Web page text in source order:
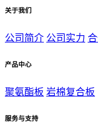
关于我们
公司简介 公司实力
产品中心
聚氨酯板 岩棉复合板
服务与支持